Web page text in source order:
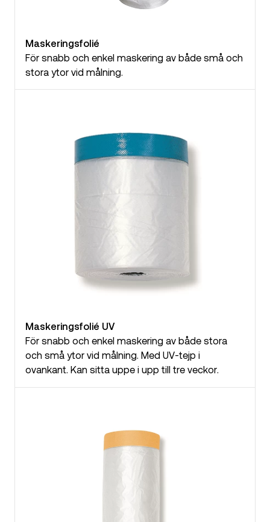
Maskeringsfolié
För snabb och enkel maskering av både små och
stora ytor vid målning.
Maskeringsfolié UV
För snabb och enkel maskering av både stora
och små ytor vid målning. Med UV-tejp i
ovankant. Kan sitta uppe i upp till tre veckor.